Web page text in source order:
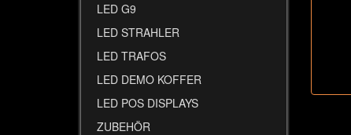
LED G9
LED STRAHLER
LED TRAFOS
LED DEMO KOFFER
LED POS DISPLAYS
ZUBEHÖR